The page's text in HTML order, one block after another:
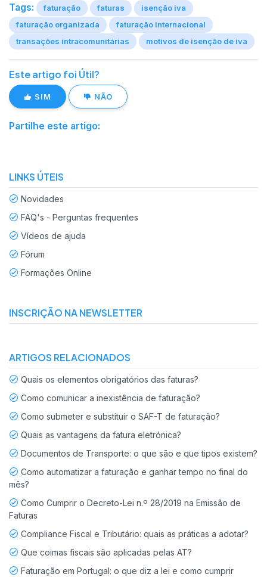
Tags: faturação faturas
isenção iva
faturação organizada
faturação internacional
transações intracomunitárias
motivos de isenção de iva
Este artigo foi Útil?
SIM NÃO
Partilhe este artigo:
LINKS ÚTEIS
Novidades
FAQ's - Perguntas frequentes
Vídeos de ajuda
Fórum
Formações Online
INSCRIÇÃO NA NEWSLETTER
ARTIGOS RELACIONADOS
Quais os elementos obrigatórios das faturas?
Como comunicar a inexistência de faturação?
Como submeter e substituir o SAF-T de faturação?
Quais as vantagens da fatura eletrónica?
Documentos de Transporte: o que são e que tipos existem?
Como automatizar a faturação e ganhar tempo no final do
mês?
Como Cumprir o Decreto-Lei n.º 28/2019 na Emissão de
Faturas
Compliance Fiscal e Tributário: quais as práticas a adotar?
Que coimas fiscais são aplicadas pelas AT?
Faturação em Portugal: o que diz a lei e como cumprir